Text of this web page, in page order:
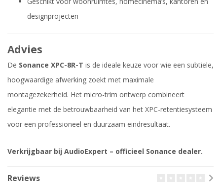
designprojecten
Advies
De Sonance XPC-8R-T is de ideale keuze voor wie een subtiele,
hoogwaardige afwerking zoekt met maximale
montagezekerheid. Het micro-trim ontwerp combineert
elegantie met de betrouwbaarheid van het XPC-retentiesysteem
voor een professioneel en duurzaam eindresultaat.
Verkrijgbaar bij AudioExpert – officieel Sonance dealer.
Reviews